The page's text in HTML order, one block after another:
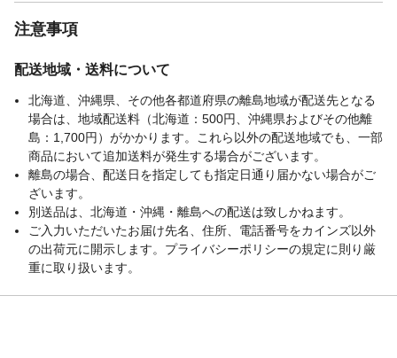
注意事項
配送地域・送料について
北海道、沖縄県、その他各都道府県の離島地域が配送先となる
場合は、地域配送料（北海道：500円、沖縄県およびその他離
島：1,700円）がかかります。これら以外の配送地域でも、一部
商品において追加送料が発生する場合がございます。
離島の場合、配送日を指定しても指定日通り届かない場合がご
ざいます。
別送品は、北海道・沖縄・離島への配送は致しかねます。
ご入力いただいたお届け先名、住所、電話番号をカインズ以外
の出荷元に開示します。プライバシーポリシーの規定に則り厳
重に取り扱います。